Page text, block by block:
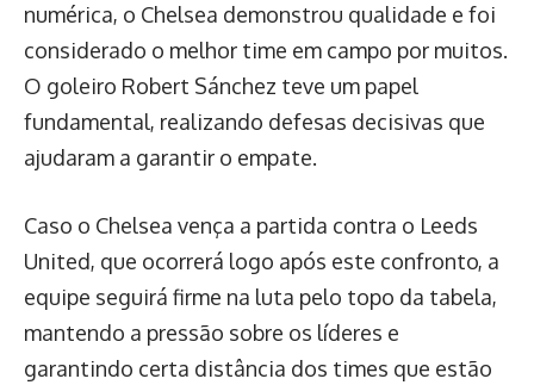
numérica, o Chelsea demonstrou qualidade e foi
considerado o melhor time em campo por muitos.
O goleiro Robert Sánchez teve um papel
fundamental, realizando defesas decisivas que
ajudaram a garantir o empate.
Caso o Chelsea vença a partida contra o Leeds
United, que ocorrerá logo após este confronto, a
equipe seguirá firme na luta pelo topo da tabela,
mantendo a pressão sobre os líderes e
garantindo certa distância dos times que estão